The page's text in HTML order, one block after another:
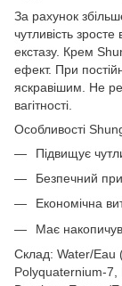
За рахунок
чутливість
екстазу. Крем
ефект. При
яскравішим. Не
вагітності.
Особливості
Підвищує
Безпечний при
Економічна
Має
Склад: Water/Eau
Polyquaternium-7,